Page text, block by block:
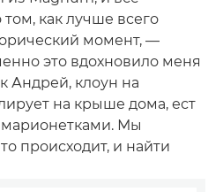
как лучше всего
момент, —
это вдохновило меня
Андрей, клоун на
на крыше дома, ест
марионетками. Мы
происходит, и найти